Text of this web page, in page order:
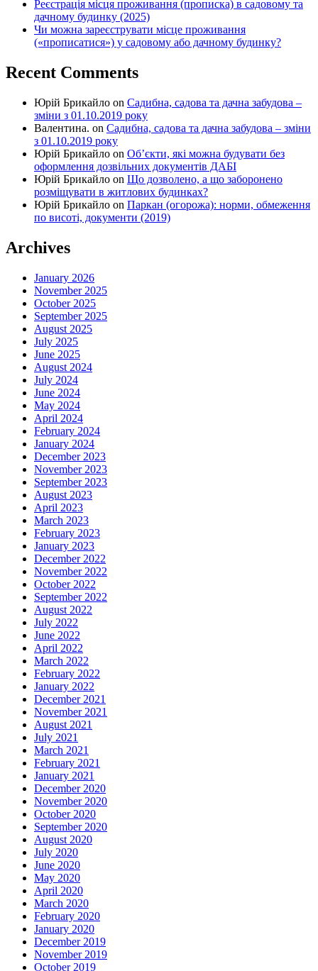
Реєстрація місця проживання (прописка) в садовому та
дачному будинку (2025)
Чи можна зареєструвати місце проживання
(«прописатися») у садовому або дачному будинку?
Recent Comments
Юрій Брикайло on Садибна, садова та дачна забудова –
зміни з 01.10.2019 року
Валентина. on Садибна, садова та дачна забудова – зміни
з 01.10.2019 року
Юрій Брикайло on Об’єкти, які можна будувати без
оформлення дозвільних документів ДАБІ
Юрій Брикайло on Що дозволено, а що заборонено
розміщувати в житлових будинках?
Юрій Брикайло on Паркан (огорожа): норми, обмеження
по висоті, документи (2019)
Archives
January 2026
November 2025
October 2025
September 2025
August 2025
July 2025
June 2025
August 2024
July 2024
June 2024
May 2024
April 2024
February 2024
January 2024
December 2023
November 2023
September 2023
August 2023
April 2023
March 2023
February 2023
January 2023
December 2022
November 2022
October 2022
September 2022
August 2022
July 2022
June 2022
April 2022
March 2022
February 2022
January 2022
December 2021
November 2021
August 2021
July 2021
March 2021
February 2021
January 2021
December 2020
November 2020
October 2020
September 2020
August 2020
July 2020
June 2020
May 2020
April 2020
March 2020
February 2020
January 2020
December 2019
November 2019
October 2019